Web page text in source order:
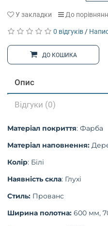
У закладки До
0 відгуків /
ДО КОШИКА
Опис
Відгуки (0)
Матеріал покриття: Фарба
Матеріал наповнення:
Колір: Білі
Наявність скла: Глухі
Стиль: Прованс
Ширина полотна: 600 мм,